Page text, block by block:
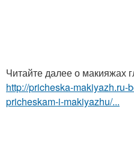
Читайте далее о макияжах
http://pricheska-makiyazh.ru-
pricheskam-i-makiyazhu/...